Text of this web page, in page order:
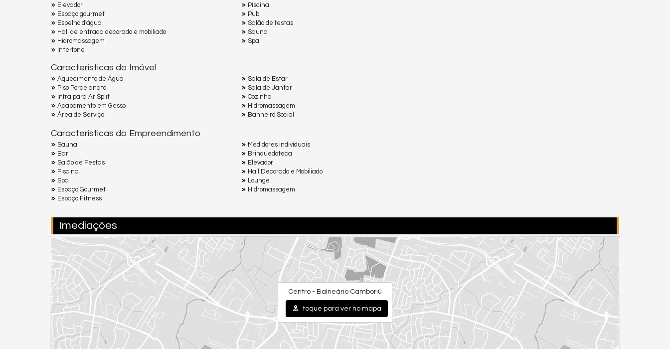
Elevador
Espaço gourmet
Espelho d'água
Hall de entrada decorado e mobiliado
Hidromassagem
Interfone
Piscina
Pub
Salão de festas
Sauna
Spa
Características do Imóvel
Aquecimento de Água
Piso Porcelanato
Infra para Ar Split
Acabamento em Gesso
Área de Serviço
Sala de Estar
Sala de Jantar
Cozinha
Hidromassagem
Banheiro Social
Características do Empreendimento
Sauna
Bar
Salão de Festas
Piscina
Spa
Espaço Gourmet
Espaço Fitness
Medidores Individuais
Brinquedoteca
Elevador
Hall Decorado e Mobiliado
Lounge
Hidromassagem
Imediações
Centro - Balneário Camboriú
toque para ver no mapa